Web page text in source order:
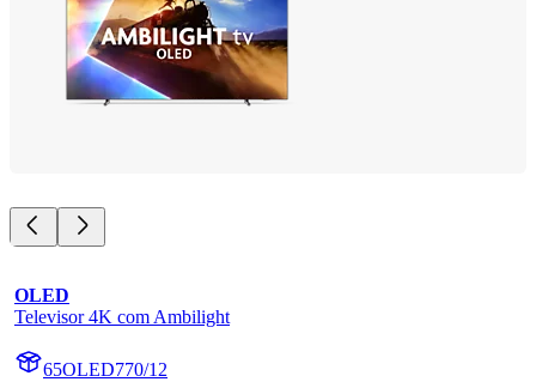
OLED
Televisor 4K com Ambilight
65OLED770/12